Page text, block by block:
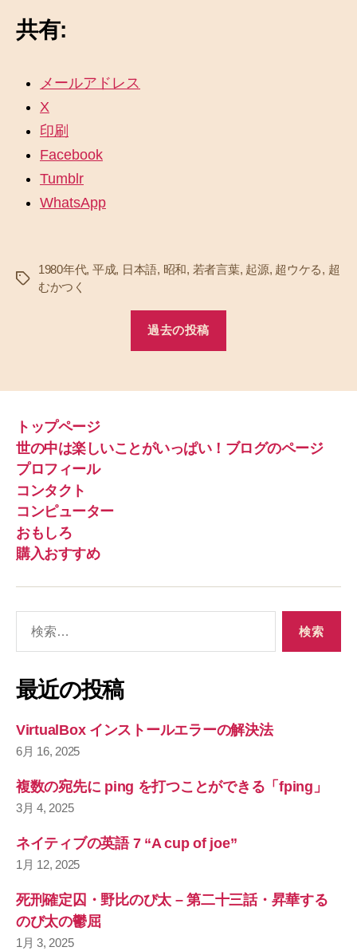
共有:
メールアドレス
X
印刷
Facebook
Tumblr
WhatsApp
タ
1980年代, 平成, 日本語, 昭和, 若者言葉, 起源, 超ウケる, 超
むかつく
過去の投稿
トップページ
世の中は楽しいことがいっぱい！ブログのページ
プロフィール
コンタクト
コンピューター
おもしろ
購入おすすめ
象
最近の投稿
VirtualBox インストールエラーの解決法
6月 16, 2025
複数の宛先に ping を打つことができる「fping」
3月 4, 2025
ネイティブの英語 7 “A cup of joe”
1月 12, 2025
死刑確定囚・野比のび太 – 第二十三話・昇華する
のび太の鬱屈
1月 3, 2025